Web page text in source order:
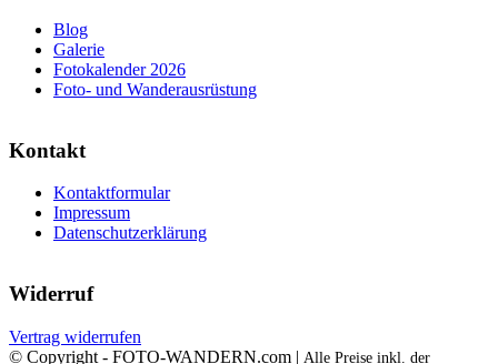
Blog
Galerie
Fotokalender 2026
Foto- und Wanderausrüstung
Kontakt
Kontaktformular
Impressum
Datenschutzerklärung
Widerruf
Vertrag widerrufen
© Copyright - FOTO-WANDERN.com | Alle Preise inkl. der